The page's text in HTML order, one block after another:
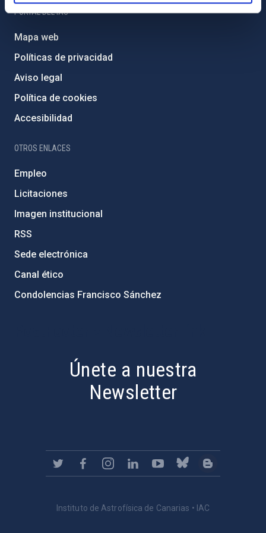
PORTAL DEL IAC
Mapa web
Políticas de privacidad
Aviso legal
Política de cookies
Accesibilidad
OTROS ENLACES
Empleo
Licitaciones
Imagen institucional
RSS
Sede electrónica
Canal ético
Condolencias Francisco Sánchez
Únete a nuestra
Newsletter
Instituto de Astrofísica de Canarias • IAC